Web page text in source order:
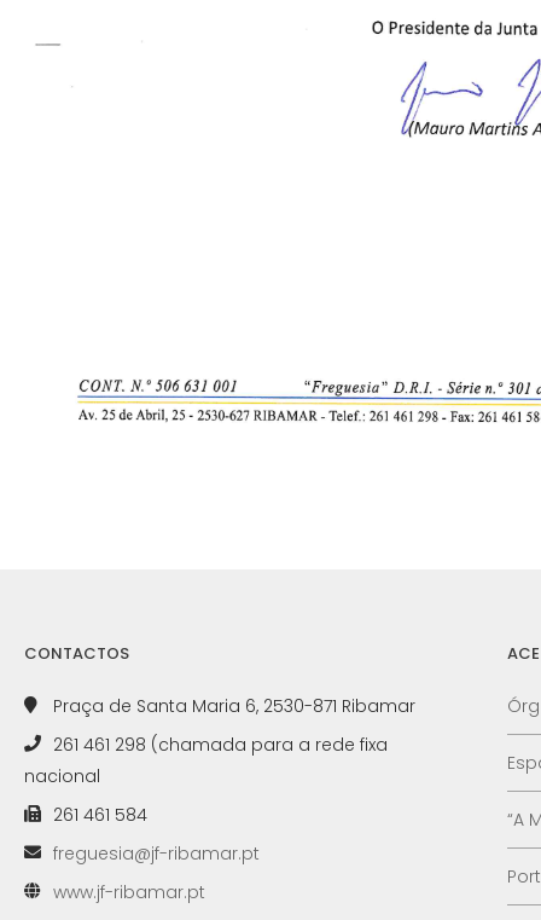
CONTACTOS
Praça de Santa Maria 6, 2530-871 Ribamar
261 461 298 (chamada para a rede fixa
nacional
261 461 584
freguesia@jf-ribamar.pt
www.jf-ribamar.pt
“A